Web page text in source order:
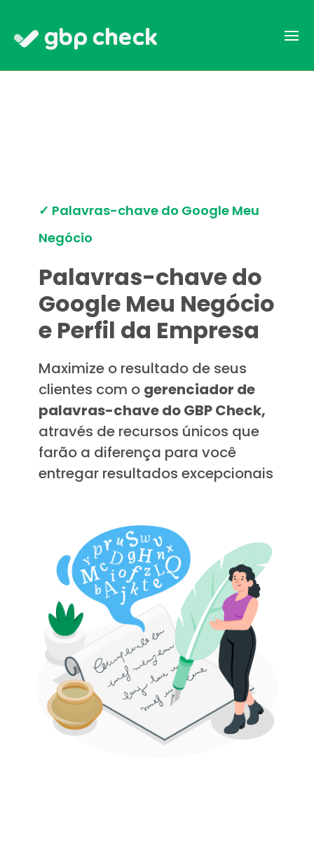
✓ Palavras-chave do Google Meu
Negócio
Palavras-chave do
Google Meu Negócio
e Perfil da Empresa
Maximize o resultado de seus
clientes com o gerenciador de
palavras-chave do GBP Check,
através de recursos únicos que
farão a diferença para você
entregar resultados excepcionais